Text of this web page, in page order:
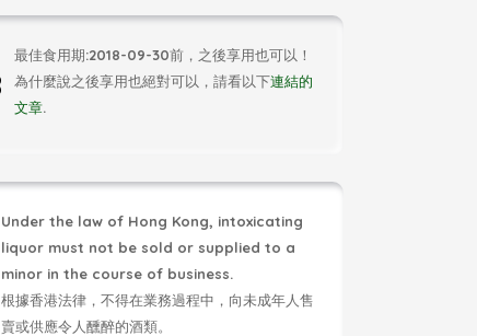
最佳食用期:2018-09-30前，之後享用也可以！
為什麼說之後享用也絕對可以，請看以下連結的
文章.
Under the law of Hong Kong, intoxicating
liquor must not be sold or supplied to a
minor in the course of business.
根據香港法律，不得在業務過程中，向未成年人售
賣或供應令人醺醉的酒類。